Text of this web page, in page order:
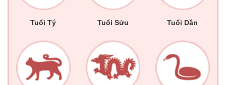
Tuổi Tý Tuổi Sửu Tuổi Dần